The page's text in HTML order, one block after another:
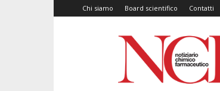
Chi siamo Board scientifico Contatti
NCF
–
Notiziario
Chimico